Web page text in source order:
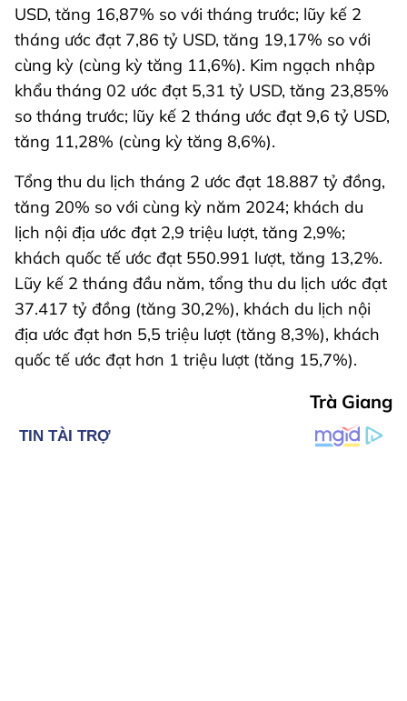
USD, tăng 16,87% so với tháng trước; lũy kế 2
tháng ước đạt 7,86 tỷ USD, tăng 19,17% so với
cùng kỳ (cùng kỳ tăng 11,6%). Kim ngạch nhập
khẩu tháng 02 ước đạt 5,31 tỷ USD, tăng 23,85%
so tháng trước; lũy kế 2 tháng ước đạt 9,6 tỷ USD,
tăng 11,28% (cùng kỳ tăng 8,6%).
Tổng thu du lịch tháng 2 ước đạt 18.887 tỷ đồng,
tăng 20% so với cùng kỳ năm 2024; khách du
lịch nội địa ước đạt 2,9 triệu lượt, tăng 2,9%;
khách quốc tế ước đạt 550.991 lượt, tăng 13,2%.
Lũy kế 2 tháng đầu năm, tổng thu du lịch ước đạt
37.417 tỷ đồng (tăng 30,2%), khách du lịch nội
địa ước đạt hơn 5,5 triệu lượt (tăng 8,3%), khách
quốc tế ước đạt hơn 1 triệu lượt (tăng 15,7%).
Trà Giang